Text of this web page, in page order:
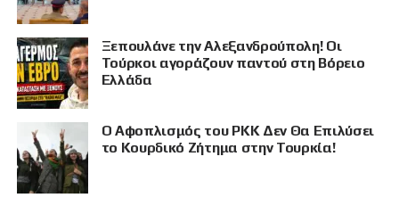
Ξεπουλάνε την Αλεξανδρούπολη! Οι
Τούρκοι αγοράζουν παντού στη Βόρειο
Ελλάδα
Ο Αφοπλισμός του PKK Δεν Θα Επιλύσει
το Κουρδικό Ζήτημα στην Τουρκία!